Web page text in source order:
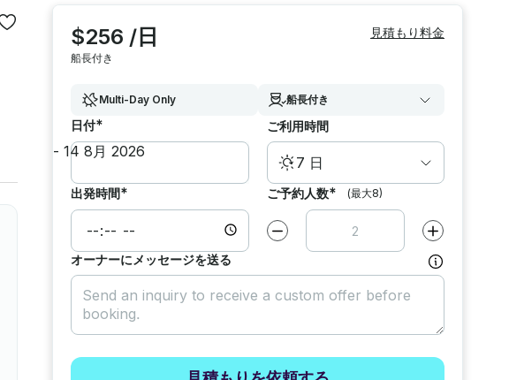
$256 /日
船長付き
見積もり料金
Multi-Day Only 船長付き
日付* ご利用時間
7 日
出発時間* ご予約人数* (最大8)
減らす 増やす
オーナーにメッセージを送る